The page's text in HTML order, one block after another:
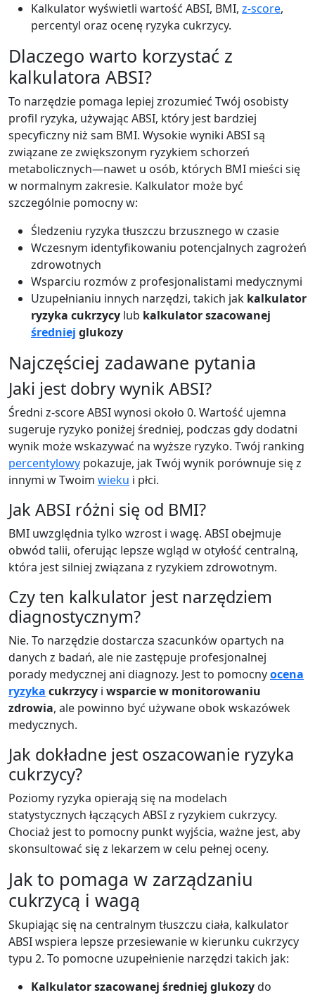
Kalkulator wyświetli wartość ABSI, BMI, z-score,
percentyl oraz ocenę ryzyka cukrzycy.
Dlaczego warto korzystać z
kalkulatora ABSI?
To narzędzie pomaga lepiej zrozumieć Twój osobisty
profil ryzyka, używając ABSI, który jest bardziej
specyficzny niż sam BMI. Wysokie wyniki ABSI są
związane ze zwiększonym ryzykiem schorzeń
metabolicznych—nawet u osób, których BMI mieści się
w normalnym zakresie. Kalkulator może być
szczególnie pomocny w:
Śledzeniu ryzyka tłuszczu brzusznego w czasie
Wczesnym identyfikowaniu potencjalnych zagrożeń
zdrowotnych
Wsparciu rozmów z profesjonalistami medycznymi
Uzupełnianiu innych narzędzi, takich jak kalkulator
ryzyka cukrzycy lub kalkulator szacowanej
średniej glukozy
Najczęściej zadawane pytania
Jaki jest dobry wynik ABSI?
Średni z-score ABSI wynosi około 0. Wartość ujemna
sugeruje ryzyko poniżej średniej, podczas gdy dodatni
wynik może wskazywać na wyższe ryzyko. Twój ranking
percentylowy pokazuje, jak Twój wynik porównuje się z
innymi w Twoim wieku i płci.
Jak ABSI różni się od BMI?
BMI uwzględnia tylko wzrost i wagę. ABSI obejmuje
obwód talii, oferując lepsze wgląd w otyłość centralną,
która jest silniej związana z ryzykiem zdrowotnym.
Czy ten kalkulator jest narzędziem
diagnostycznym?
Nie. To narzędzie dostarcza szacunków opartych na
danych z badań, ale nie zastępuje profesjonalnej
porady medycznej ani diagnozy. Jest to pomocnyocena
ryzyka cukrzycy i wsparcie w monitorowaniu
zdrowia, ale powinno być używane obok wskazówek
medycznych.
Jak dokładne jest oszacowanie ryzyka
cukrzycy?
Poziomy ryzyka opierają się na modelach
statystycznych łączących ABSI z ryzykiem cukrzycy.
Chociaż jest to pomocny punkt wyjścia, ważne jest, aby
skonsultować się z lekarzem w celu pełnej oceny.
Jak to pomaga w zarządzaniu
cukrzycą i wagą
Skupiając się na centralnym tłuszczu ciała, kalkulator
ABSI wspiera lepsze przesiewanie w kierunku cukrzycy
typu 2. To pomocne uzupełnienie narzędzi takich jak:
Kalkulator szacowanej średniej glukozydo